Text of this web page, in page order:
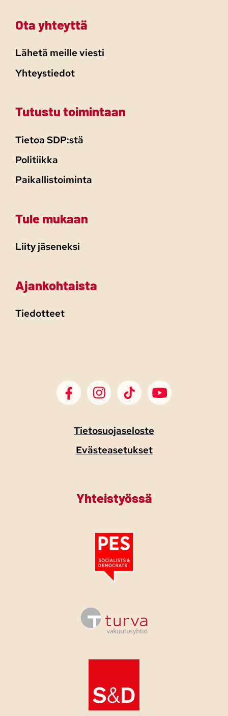
Ota yhteyttä
Lähetä meille viesti
Yhteystiedot
Tutustu toimintaan
Tietoa SDP:stä
Politiikka
Paikallistoiminta
Tule mukaan
Liity jäseneksi
Ajankohtaista
Tiedotteet
SDP Facebook
SDP Instagram
SDP TikTokSDP Youtube
Tietosuojaseloste
Evästeasetukset
Yhteistyössä
Tutustu PES:n periaatejulistukseen